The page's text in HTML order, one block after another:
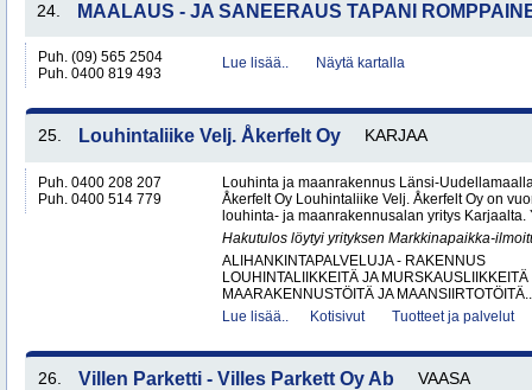
24. MAALAUS - JA SANEERAUS TAPANI
Puh. (09) 565 2504
Puh. 0400 819 493
Lue lisää.. Näytä kartalla
25. Louhintaliike Velj. Åkerfelt Oy KARJAA
Puh. 0400 208 207
Puh. 0400 514 779
Louhinta ja maanrakennus Länsi-
Åkerfelt Oy Louhintaliike Velj. Åkerfelt Oy on
louhinta- ja maanrakennusalan yritys Karjaalta.
Hakutulos löytyi yrityksen Markkinapaikka-
ALIHANKINTAPALVELUJA - RAKENNUS
LOUHINTALIIKKEITÄ JA MURSKAUSLIIKKEITÄ
MAARAKENNUSTÖITÄ JA MAANSIIRTOTÖITÄ..
Lue lisää..
Kotisivut Tuotteet ja palvelut
26. Villen Parketti - Villes Parkett Oy Ab VAASA